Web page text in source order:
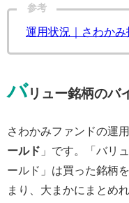
参考
運用状況｜さわかみ
バ リュー銘柄のバ
さわかみファンドの運
ールド 」です。「バリ
ールド」は買った銘柄
まり、大まかにまとめ